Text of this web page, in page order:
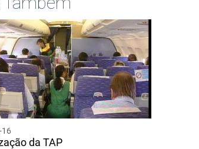
16
da TAP